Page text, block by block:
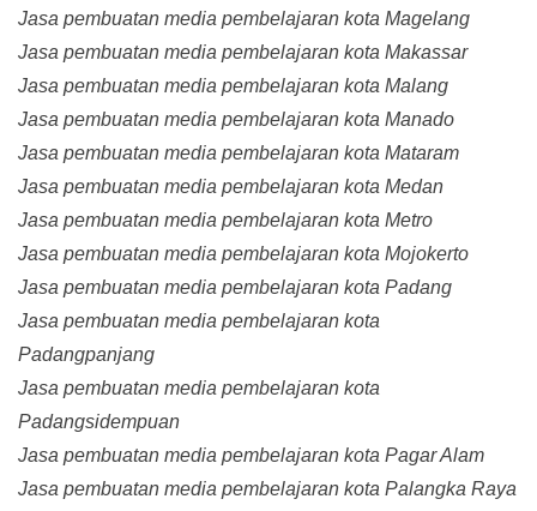
Jasa pembuatan media pembelajaran kota Magelang
Jasa pembuatan media pembelajaran kota Makassar
Jasa pembuatan media pembelajaran kota Malang
Jasa pembuatan media pembelajaran kota Manado
Jasa pembuatan media pembelajaran kota Mataram
Jasa pembuatan media pembelajaran kota Medan
Jasa pembuatan media pembelajaran kota Metro
Jasa pembuatan media pembelajaran kota Mojokerto
Jasa pembuatan media pembelajaran kota Padang
Jasa pembuatan media pembelajaran kota
Padangpanjang
Jasa pembuatan media pembelajaran kota
Padangsidempuan
Jasa pembuatan media pembelajaran kota Pagar Alam
Jasa pembuatan media pembelajaran kota Palangka Raya